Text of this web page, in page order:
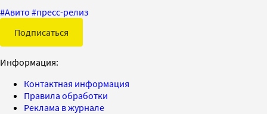
#Авито #пресс-релиз
Подписаться
Информация:
Контактная информация
Правила обработки
Реклама в журнале